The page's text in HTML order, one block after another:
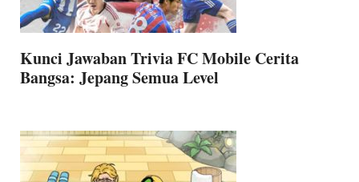
Kunci Jawaban Trivia FC Mobile Cerita
Bangsa: Jepang Semua Level